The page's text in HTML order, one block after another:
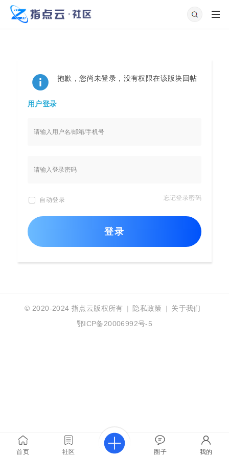
抱歉，您尚未登录，没有权限在该版块回帖
用户登录
自动登录 忘记登录密码
登录
首页 社区 圈子 我的
© 2020-2024 指点云版权所有 | 隐私政策 | 关于我们
鄂ICP备20006992号-5